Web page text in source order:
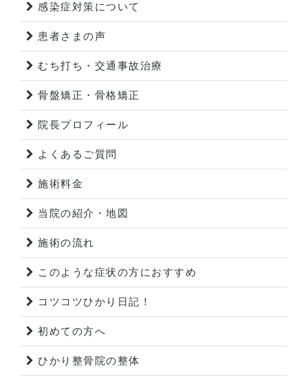
感染症対策について
患者さまの声
むち打ち・交通事故治療
骨盤矯正・骨格矯正
院長プロフィール
よくあるご質問
施術料金
当院の紹介・地図
施術の流れ
このような症状の方におすすめ
コツコツひかり日記！
初めての方へ
ひかり整骨院の整体